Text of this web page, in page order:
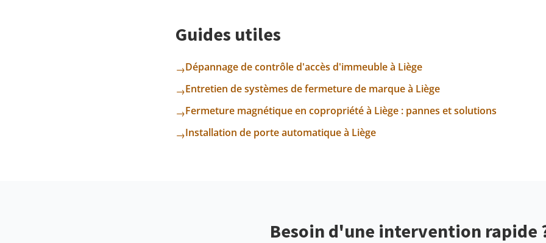
Guides utiles
→Dépannage de contrôle d'accès d'immeuble à Liège
→Entretien de systèmes de fermeture de marque à Liège
→Fermeture magnétique en copropriété à Liège : pannes et solutions
→Installation de porte automatique à Liège
Besoin d'une intervention rapide